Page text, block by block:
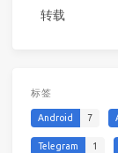
转载
标签
Android 7
Telegram 1